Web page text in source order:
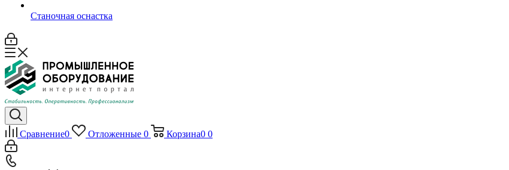
Станочная оснастка
Сравнение0 Отложенные 0 Корзина0 0